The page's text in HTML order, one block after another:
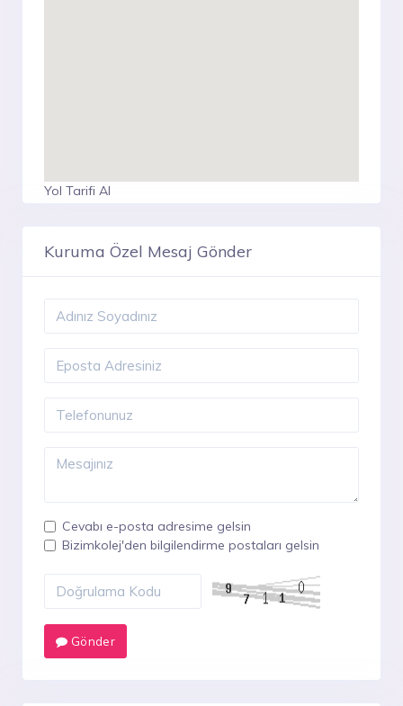
Yol Tarifi Al
Kuruma Özel Mesaj Gönder
Cevabı e-posta adresime gelsin
Bizimkolej'den bilgilendirme postaları gelsin
Gönder